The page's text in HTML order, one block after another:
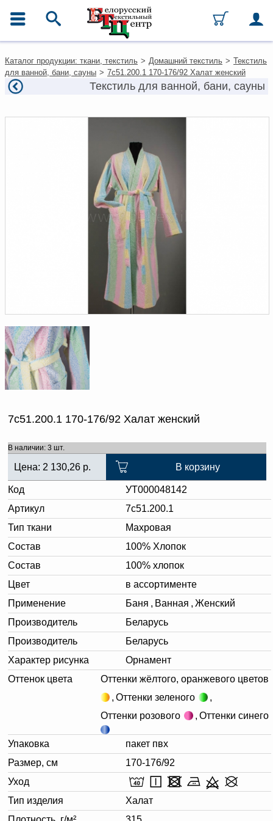
Каталог
Ткани
Домашний текстиль
Ковры
Текстильная галантерея и
Оплата и доставка
Как оформить заказ
Документы по работе с
персональными данными
Письмо руководителю
Вопросы и ответы
Новости | Статьи
Каталог продукции: ткани, текстиль > Домашний текстиль > Текстиль
для ванной, бани, сауны > 7с51.200.1 170-176/92 Халат женский
Текстиль для ванной, бани, сауны
7с51.200.1 170-176/92 Халат женский
В наличии: 3 шт.
Цена: 2 130,26 р. В корзину
Код
УТ000048142
Артикул
7с51.200.1
Тип ткани
Махровая
Состав
100% Хлопок
Состав
100% хлопок
Цвет
в ассортименте
Применение
Баня , Ванная , Женский
Производитель
Беларусь
Производитель
Беларусь
Характер рисунка
Орнамент
Оттенок цвета
Оттенки жёлтого, оранжевого цветов
, Оттенки зеленого
,
Оттенки розового
, Оттенки синего
Упаковка
пакет пвх
Размер, см
170-176/92
Уход
Тип изделия
Халат